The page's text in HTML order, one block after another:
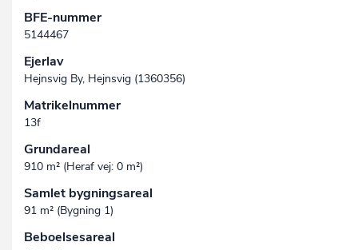
BFE-nummer
5144467
Ejerlav
Hejnsvig By, Hejnsvig (1360356)
Matrikelnummer
13f
Grundareal
910 m² (Heraf vej: 0 m²)
Samlet bygningsareal
91 m² (Bygning 1)
Beboelsesareal